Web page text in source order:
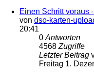
Einen Schritt voraus
von dso-karten-
20:41
0Antworten
4568Zugriffe
Letzter Beitrag
Freitag 1.